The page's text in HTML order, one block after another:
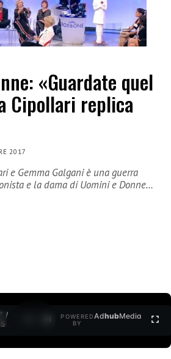
«Guardate quel
Cipollari replica
2017
e Gemma Galgani è una guerra
e la dama di Uomini e Donne…
/
POWERED
BY
AdhubMedia